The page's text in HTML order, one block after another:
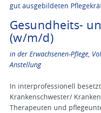
gut ausgebildeten
Gesundheits-
(w/m/d)
in der Erwachsenen-Pflege,
Anstellung
In interprofessionell
Krankenschwester/
Therapeuten und